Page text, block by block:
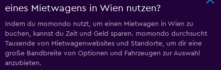
eines Mietwagens in Wien nutzen?
Indem du momondo nutzt, um einen Mietwagen in Wien zu
buchen, kannst du Zeit und Geld sparen. momondo durchsucht
Tausende von Mietwagenwebsites und Standorte, um dir eine
große Bandbreite von Optionen und Fahrzeugen zur Auswahl
anzubieten.